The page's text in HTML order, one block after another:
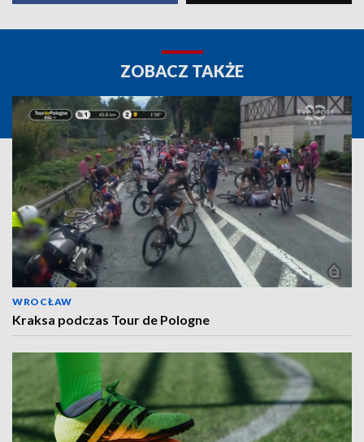
ZOBACZ TAKŻE
WROCŁAW
Kraksa podczas Tour de Pologne